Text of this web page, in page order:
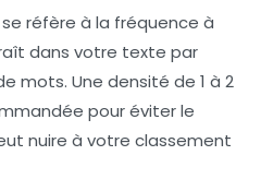
se réfère à la fréquence à
dans votre texte par
mots. Une densité de 1 à 2
pour éviter le
nuire à votre classement